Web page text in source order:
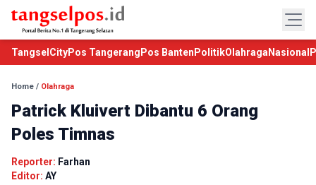
TangselCityPos Tangerang Pos Banten PolitikOlahraga Nasional
Home / Olahraga
Patrick Kluivert Dibantu 6 Orang
Poles Timnas
Reporter: Farhan
Editor: AY